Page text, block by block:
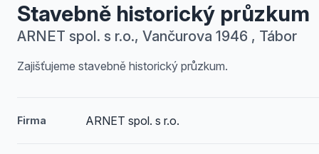
Stavebně historický průzkum
ARNET spol. s r.o., Vančurova 1946 , Tábor
Zajišťujeme stavebně historický průzkum.
Firma ARNET spol. s r.o.